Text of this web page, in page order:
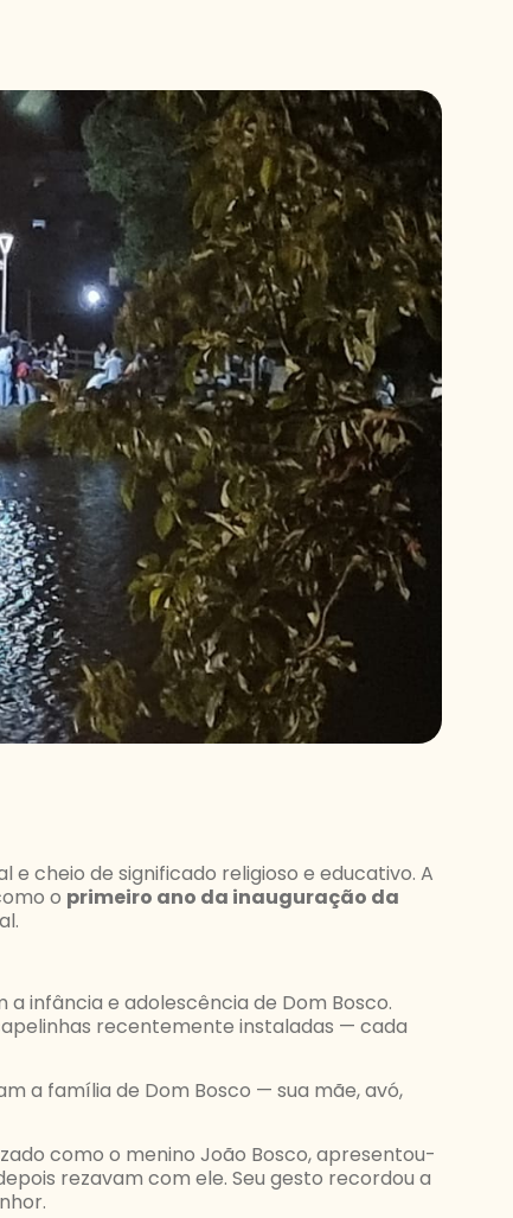
e cheio de significado religioso e educativo. A
o primeiro ano da inauguração da
infância e adolescência de Dom Bosco.
recentemente instaladas — cada
a família de Dom Bosco — sua mãe, avó,
como o menino João Bosco, apresentou-
rezavam com ele. Seu gesto recordou a